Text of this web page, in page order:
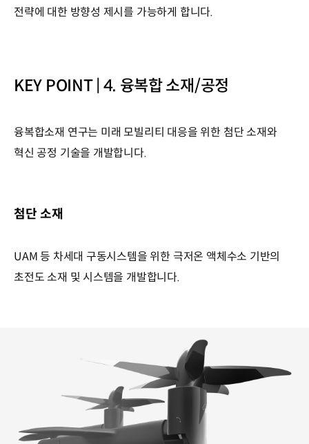
전략에 대한 방향성 제시를 가능하게 합니다.
KEY POINT | 4. 융복합 소재/공정
융복합소재 연구는 미래 모빌리티 대응을 위한 첨단 소재와
혁신 공정 기술을 개발합니다.
첨단 소재
UAM 등 차세대 구동시스템을 위한 극저온 액체수소 기반의
초전도 소재 및 시스템을 개발합니다.